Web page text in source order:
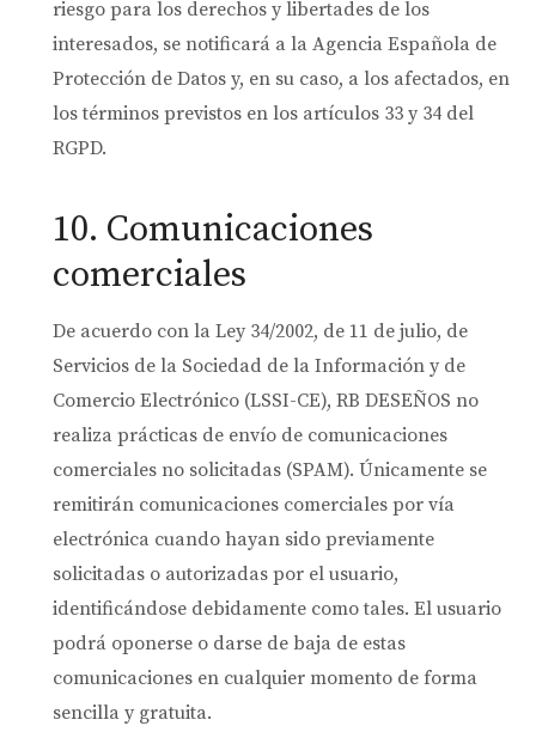
riesgo para los derechos y libertades de los
interesados, se notificará a la Agencia Española de
Protección de Datos y, en su caso, a los afectados, en
los términos previstos en los artículos 33 y 34 del
RGPD.
10. Comunicaciones
comerciales
De acuerdo con la Ley 34/2002, de 11 de julio, de
Servicios de la Sociedad de la Información y de
Comercio Electrónico (LSSI-CE), RB DESEÑOS no
realiza prácticas de envío de comunicaciones
comerciales no solicitadas (SPAM). Únicamente se
remitirán comunicaciones comerciales por vía
electrónica cuando hayan sido previamente
solicitadas o autorizadas por el usuario,
identificándose debidamente como tales. El usuario
podrá oponerse o darse de baja de estas
comunicaciones en cualquier momento de forma
sencilla y gratuita.